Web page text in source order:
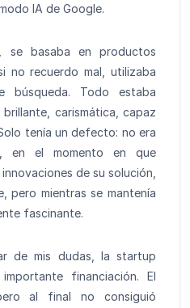
IA de Google.
se basaba en productos
no recuerdo mal, utilizaba
búsqueda. Todo estaba
carismática, capaz
tenía un defecto: no era
en el momento en que
de su solución,
pero mientras se mantenía
fascinante.
de mis dudas, la startup
financiación. El
al final no consiguió